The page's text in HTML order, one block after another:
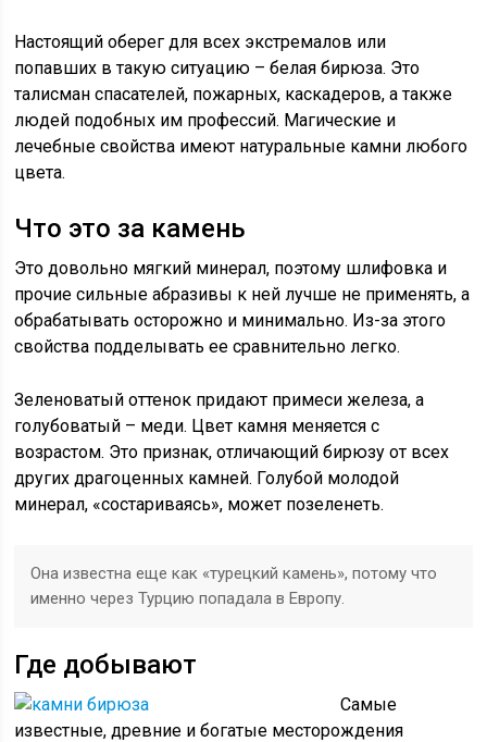
Настоящий оберег для всех экстремалов или
попавших в такую ситуацию – белая бирюза. Это
талисман спасателей, пожарных, каскадеров, а также
людей подобных им профессий. Магические и
лечебные свойства имеют натуральные камни любого
цвета.
Что это за камень
Это довольно мягкий минерал, поэтому шлифовка и
прочие сильные абразивы к ней лучше не применять, а
обрабатывать осторожно и минимально. Из-за этого
свойства подделывать ее сравнительно легко.
Зеленоватый оттенок придают примеси железа, а
голубоватый – меди. Цвет камня меняется с
возрастом. Это признак, отличающий бирюзу от всех
других драгоценных камней. Голубой молодой
минерал, «состариваясь», может позеленеть.
Она известна еще как «турецкий камень», потому что
именно через Турцию попадала в Европу.
Где добывают
Самые
известные, древние и богатые месторождения